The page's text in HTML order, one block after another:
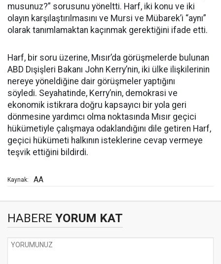
musunuz?” sorusunu yöneltti. Harf, iki konu ve iki
olayın karşılaştırılmasını ve Mursi ve Mübarek’i “aynı”
olarak tanımlamaktan kaçınmak gerektiğini ifade etti.
Harf, bir soru üzerine, Mısır’da görüşmelerde bulunan
ABD Dışişleri Bakanı John Kerry’nin, iki ülke ilişkilerinin
nereye yöneldiğine dair görüşmeler yaptığını
söyledi. Seyahatinde, Kerry’nin, demokrasi ve
ekonomik istikrara doğru kapsayıcı bir yola geri
dönmesine yardımcı olma noktasında Mısır geçici
hükümetiyle çalışmaya odaklandığını dile getiren Harf,
geçici hükümeti halkının isteklerine cevap vermeye
teşvik ettiğini bildirdi.
Kaynak: AA
HABERE YORUM KAT